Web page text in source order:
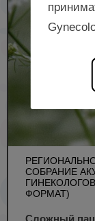
СОБРАНИЕ
ФОРМАТ)
Сложный